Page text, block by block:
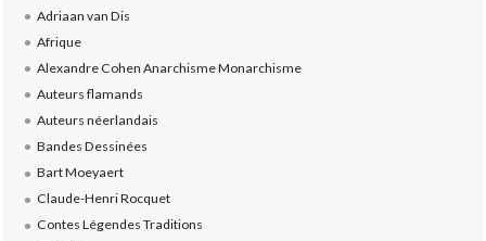
Adriaan van Dis
Afrique
Alexandre Cohen Anarchisme Monarchisme
Auteurs flamands
Auteurs néerlandais
Bandes Dessinées
Bart Moeyaert
Claude-Henri Rocquet
Contes Légendes Traditions